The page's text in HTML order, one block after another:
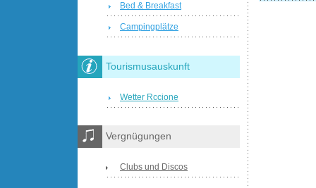
Bed & Breakfast
Campingplätze
Tourismusauskunft
Wetter Rccione
Vergnügungen
Clubs und Discos